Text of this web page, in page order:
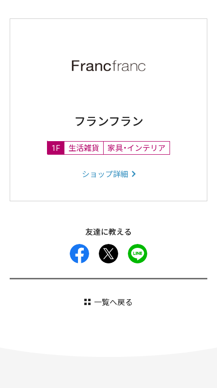
フランフラン
1F 生活雑貨 家具・インテリア
ショップ詳細
友達に教える
facebook
一覧へ戻る